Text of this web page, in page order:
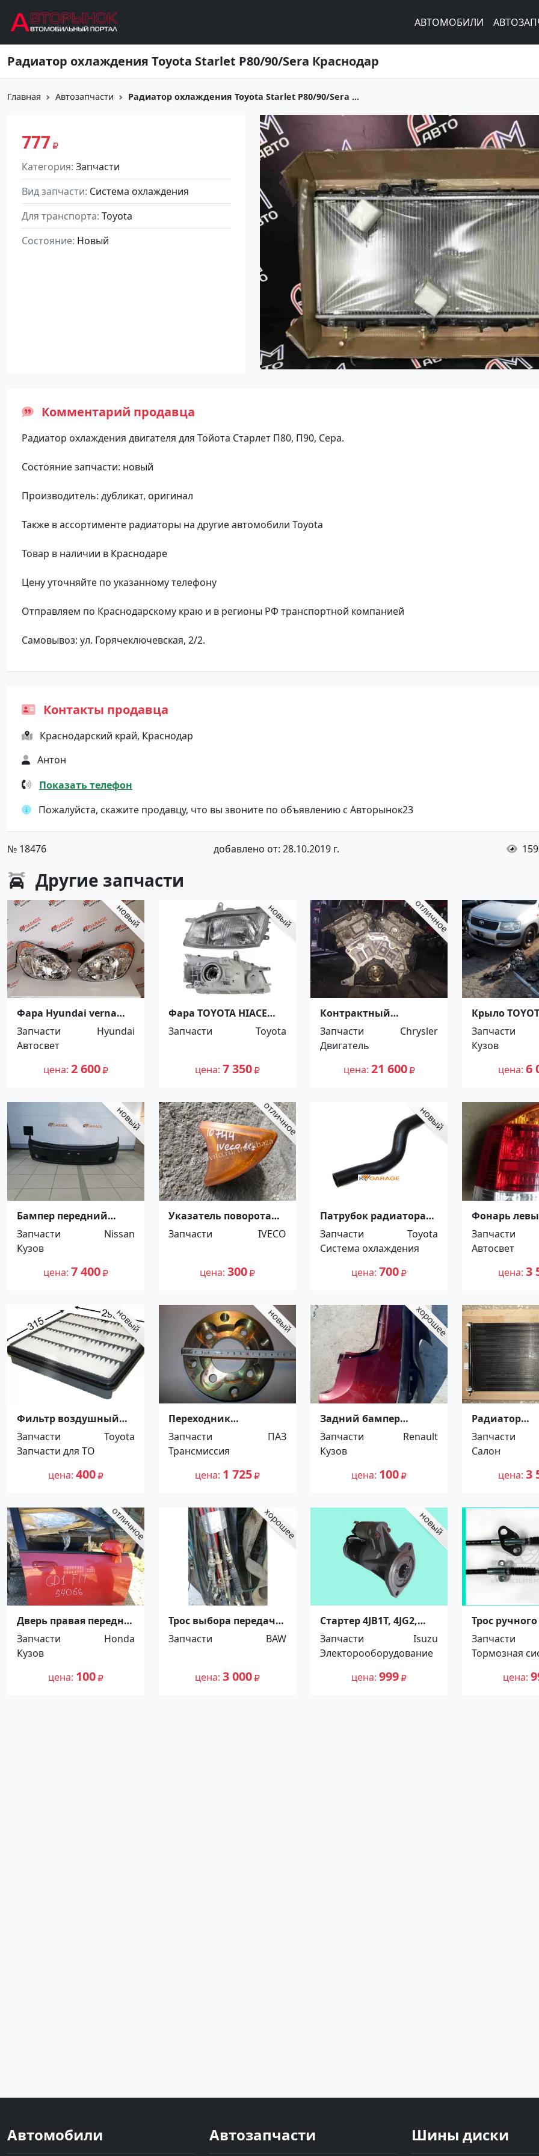
АВТОМОБИЛИ
Радиатор охлаждения Toyota Starlet P80/90/Sera Краснодар
Главная Автозапчасти Радиатор охлаждения Toyota Starlet P80/90/Sera ...
777
Категория Запчасти
Вид запчасти Система охлаждения
Для транспорта Toyota
Состояние Новый
Комментарий продавца
Радиатор охлаждения двигателя для Тойота Старлет П80, П90, Сера.
Состояние запчасти: новый
Производитель: дубликат, оригинал
Также в ассортименте радиаторы на другие автомобили Toyota
Товар в наличии в Краснодаре
Цену уточняйте по указанному телефону
Отправляем по Краснодарскому краю и в регионы РФ транспортной компанией
Самовывоз: ул. Горячеключевская, 2/2.
Контакты продавца
Краснодарский край, Краснодар
Антон
Показать телефон
Пожалуйста, скажите продавцу, что вы звоните по объявлению с Авторынок23
№ 18476 добавлено от: 28.10.2019 г.
Другие запчасти
Фара Hyundai verna
2006-2010 Краснодар
Запчасти
Hyundai
Автосвет
цена 2 600
Фара TOYOTA HIACE
GRANVIA 1995-2000
Краснодар
Запчасти Toyota
цена 7 350
Контрактный
двигатель Крайслер
300м 2.7 Краснодар
Запчасти
Chrysler
Двигатель
цена 21 600
Крыло
Красноярск
Запчасти
Кузов
цена 6
Бампер передний
NISSAN TEANA 2003-
2006 под круглые
туманки Краснодар
Запчасти
Nissan
Кузов
цена 7 400
Указатель поворота
левый Iveco Stralis
Ст.Холмская
Запчасти IVECO
цена 300
Патрубок радиатора
TOYOTA VOXY , NOAH ,
IPSUM , AVENSIS VERSO
1AZ - 2AZ 2001-2009г
Запчасти
Toyota
Система охлаждения
цена 700
Фонарь
Vectra C 2002-
Краснодар
Запчасти
Автосвет
цена 3
Фильтр воздушный
LEXUS LX570 LAND
CRUISER 200 Краснодар
Запчасти
Toyota
Запчасти для ТО
цена 400
Переходник
карданого вала
ГАЗ-3309,ПАЗ(н/о)
Краснодар
Запчасти
ПАЗ
Трансмиссия
цена 1 725
Задний бампер
Renault Duster 2012
Краснодар
Запчасти
Renault
Кузов
цена 100
Радиатор
Civic г
Запчасти
Салон
цена 3
Дверь правая передняя
Honda Fit Краснодар
Запчасти
Honda
Кузов
цена 100
Трос выбора передач
1044 BAW Fenix
Краснодар
Запчасти BAW
цена 3 000
Стартер 4JB1T, 4JG2,
4JX1, 4JA1, 4JB1, 12V
2,3KW (9 ЗУБЬЕВ ).
Распродажа!
Запчасти
Isuzu
Электорооборудование
цена 999
Трос
Хино
mm, Zevs.
Краснодар
Запчасти
Тормозная
цена
Автомобили Автозапчасти Шины диски